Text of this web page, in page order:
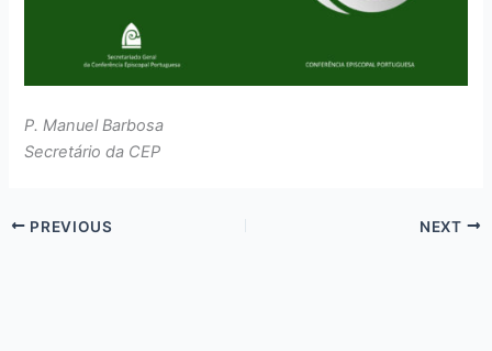
P. Manuel Barbosa
Secretário da CEP
PREVIOUS NEXT